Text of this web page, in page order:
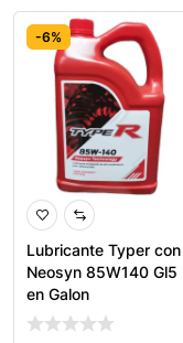
-6%
Lubricante Typer con
Neosyn 85W140 Gl5
en Galon